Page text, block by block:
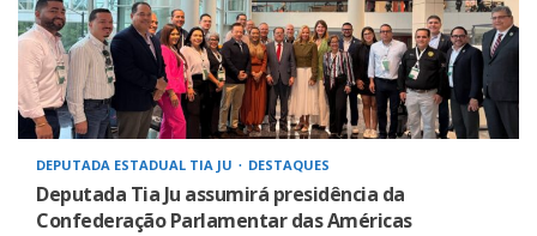
DEPUTADA ESTADUAL TIA JU DESTAQUES
Deputada Tia Ju assumirá presidência da
Confederação Parlamentar das Américas